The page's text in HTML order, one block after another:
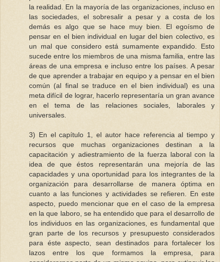
la realidad. En la mayoría de las organizaciones, incluso en
las sociedades, el sobresalir a pesar y a costa de los
demás es algo que se hace muy bien. El egoísmo de
pensar en el bien individual en lugar del bien colectivo, es
un mal que considero está sumamente expandido. Esto
sucede entre los miembros de una misma familia, entre las
áreas de una empresa e incluso entre los países. A pesar
de que aprender a trabajar en equipo y a pensar en el bien
común (al final se traduce en el bien individual) es una
meta difícil de lograr, hacerlo representaría un gran avance
en el tema de las relaciones sociales, laborales y
universales.
3) En el capítulo 1, el autor hace referencia al tiempo y
recursos que muchas organizaciones destinan a la
capacitación y adiestramiento de la fuerza laboral con la
idea de que éstos representarán una mejoría de las
capacidades y una oportunidad para los integrantes de la
organización para desarrollarse de manera óptima en
cuanto a las funciones y actividades se refieren. En este
aspecto, puedo mencionar que en el caso de la empresa
en la que laboro, se ha entendido que para el desarrollo de
los individuos en las organizaciones, es fundamental que
gran parte de los recursos y presupuesto considerados
para éste aspecto, sean destinados para fortalecer los
lazos entre los que formamos la empresa, para